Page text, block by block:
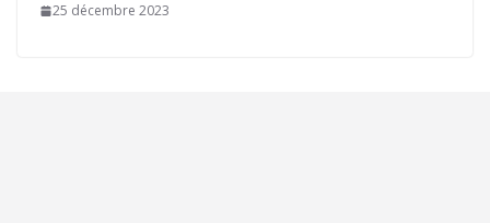
25 décembre 2023